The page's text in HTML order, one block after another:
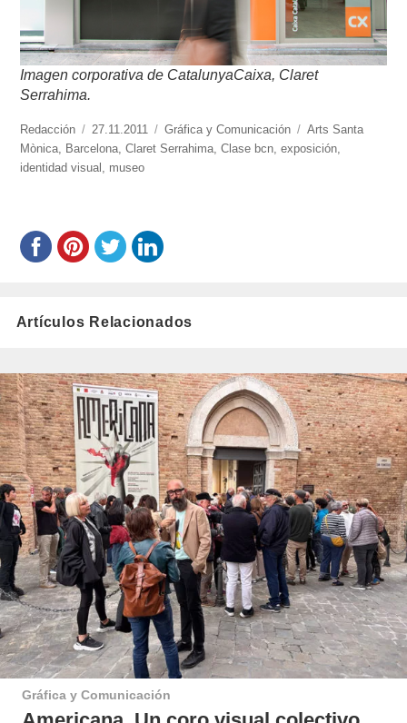
Imagen corporativa de CatalunyaCaixa, Claret
Serrahima.
https://www.experimenta.es/author/redaccion/
Redacción
Publicado
el
27.11.2011 Categorías
Gráfica y Comunicación Etiquetas
Arts Santa
Mònica
Barcelona ,Claret Serrahima ,Clase bcn ,exposición
identidad visual
museo
Artículos Relacionados
Gráfica y Comunicación